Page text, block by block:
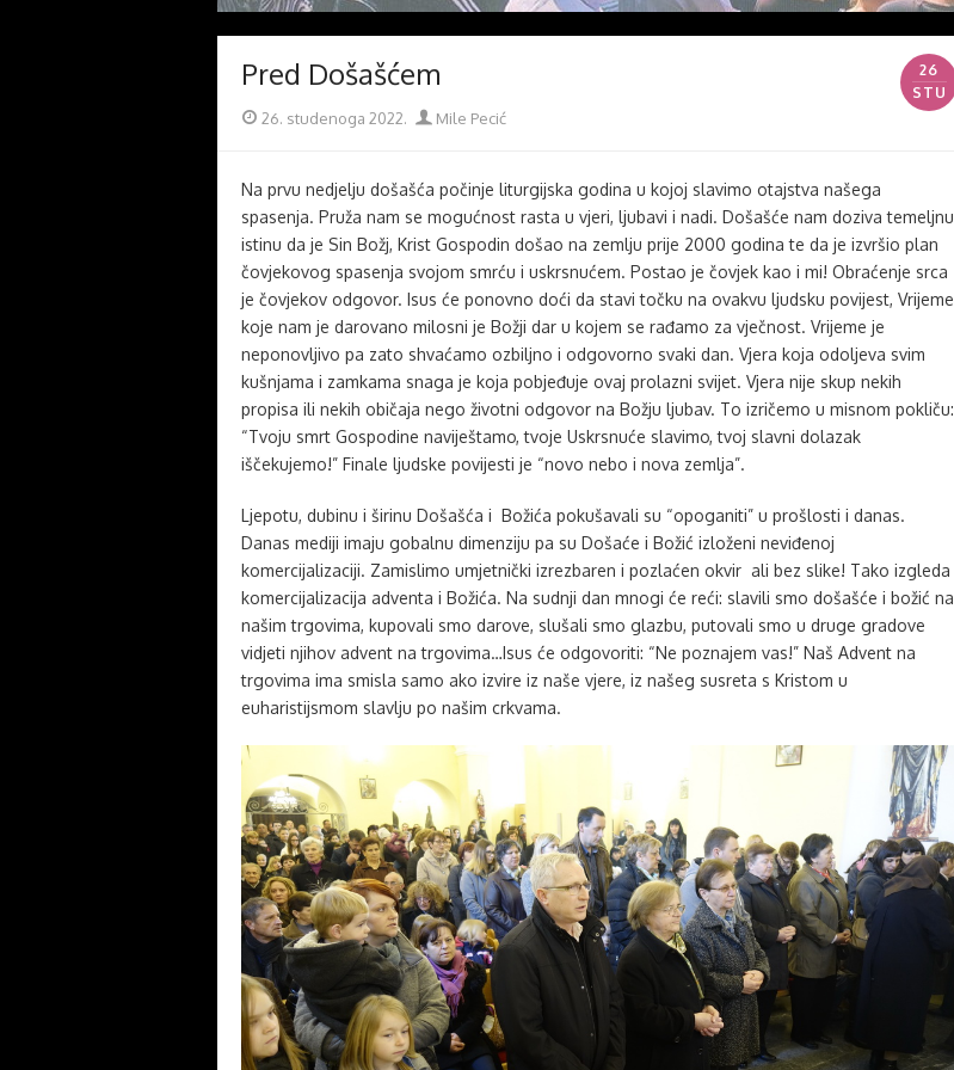
Pred Došašćem
26
STU
Posted
26. studenoga 2022. Author
Mile Pecić
Na prvu nedjelju došašća počinje liturgijska godina u kojoj slavimo otajstva našega
spasenja. Pruža nam se mogućnost rasta u vjeri, ljubavi i nadi. Došašće nam doziva temeljnu
istinu da je Sin Božj, Krist Gospodin došao na zemlju prije 2000 godina te da je izvršio plan
čovjekovog spasenja svojom smrću i uskrsnućem. Postao je čovjek kao i mi! Obraćenje srca
je čovjekov odgovor. Isus će ponovno doći da stavi točku na ovakvu ljudsku povijest, Vrijeme
koje nam je darovano milosni je Božji dar u kojem se rađamo za vječnost. Vrijeme je
neponovljivo pa zato shvaćamo ozbiljno i odgovorno svaki dan. Vjera koja odoljeva svim
kušnjama i zamkama snaga je koja pobjeđuje ovaj prolazni svijet. Vjera nije skup nekih
propisa ili nekih običaja nego životni odgovor na Božju ljubav. To izričemo u misnom pokliču:
“Tvoju smrt Gospodine naviještamo, tvoje Uskrsnuće slavimo, tvoj slavni dolazak
iščekujemo!” Finale ljudske povijesti je “novo nebo i nova zemlja”.
Ljepotu, dubinu i širinu Došašća i Božića pokušavali su “opoganiti” u prošlosti i danas.
Danas mediji imaju gobalnu dimenziju pa su Došaće i Božić izloženi neviđenoj
komercijalizaciji. Zamislimo umjetnički izrezbaren i pozlaćen okvir ali bez slike! Tako izgleda
komercijalizacija adventa i Božića. Na sudnji dan mnogi će reći: slavili smo došašće i božić na
našim trgovima, kupovali smo darove, slušali smo glazbu, putovali smo u druge gradove
vidjeti njihov advent na trgovima…Isus će odgovoriti: “Ne poznajem vas!” Naš Advent na
trgovima ima smisla samo ako izvire iz naše vjere, iz našeg susreta s Kristom u
euharistijsmom slavlju po našim crkvama.